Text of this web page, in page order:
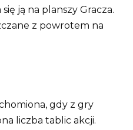
ją na planszy Gracza.
z powrotem na
gdy z gry
liczba tablic akcji.